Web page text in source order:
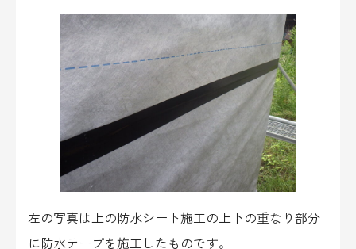
左の写真は上の防水シート施工の上下の重なり部分
に防水テープを施工したものです。